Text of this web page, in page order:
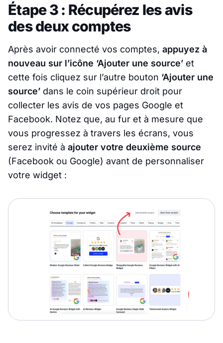
Étape 3 : Récupérez les avis
des deux comptes
Après avoir connecté vos comptes, appuyez à
nouveau sur l’icône ‘Ajouter une source’ et
cette fois cliquez sur l’autre bouton ‘Ajouter une
source’ dans le coin supérieur droit pour
collecter les avis de vos pages Google et
Facebook. Notez que, au fur et à mesure que
vous progressez à travers les écrans, vous
serez invité à ajouter votre deuxième source
(Facebook ou Google) avant de personnaliser
votre widget :